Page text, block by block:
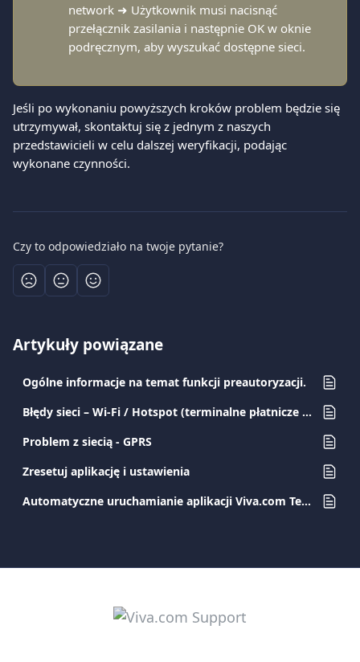
network ➜ Użytkownik musi nacisnąć
przełącznik zasilania i następnie OK w oknie
podręcznym, aby wyszukać dostępne sieci.
Jeśli po wykonaniu powyższych kroków problem będzie się
utrzymywał, skontaktuj się z jednym z naszych
przedstawicieli w celu dalszej weryfikacji, podając
wykonane czynności.
Czy to odpowiedziało na twoje pytanie?
Artykuły powiązane
Ogólne informacje na temat funkcji preautoryzacji.
Błędy sieci – Wi-Fi / Hotspot (terminalne płatnicze z Androidem)
Problem z siecią - GPRS
Zresetuj aplikację i ustawienia
Automatyczne uruchamianie aplikacji Viva.com Terminal